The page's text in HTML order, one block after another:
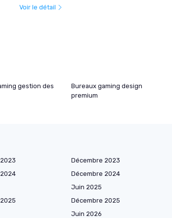
Voir le détail
gestion des
Bureaux gaming design
premium
Décembre 2023
Décembre 2024
Juin 2025
Décembre 2025
Juin 2026